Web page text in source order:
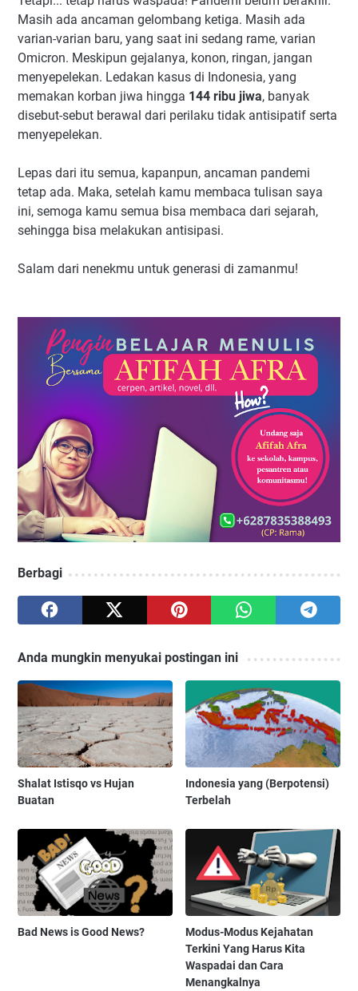
Masih ada ancaman gelombang ketiga. Masih ada
varian-varian baru, yang saat ini sedang rame, varian
Omicron. Meskipun gejalanya, konon, ringan, jangan
menyepelekan. Ledakan kasus di Indonesia, yang
memakan korban jiwa hingga 144 ribu jiwa, banyak
disebut-sebut berawal dari perilaku tidak antisipatif serta
menyepelekan.
Lepas dari itu semua, kapanpun, ancaman pandemi
tetap ada. Maka, setelah kamu membaca tulisan saya
ini, semoga kamu semua bisa membaca dari sejarah,
sehingga bisa melakukan antisipasi.
Salam dari nenekmu untuk generasi di zamanmu!
Berbagi
Anda mungkin menyukai postingan ini
Shalat Istisqo vs Hujan
Buatan
Indonesia yang (Berpotensi)
Terbelah
Bad News is Good News?
Modus-Modus Kejahatan
Terkini Yang Harus Kita
Waspadai dan Cara
Menangkalnya